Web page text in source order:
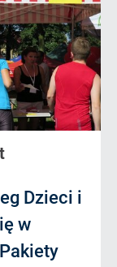
Dzieci i
w